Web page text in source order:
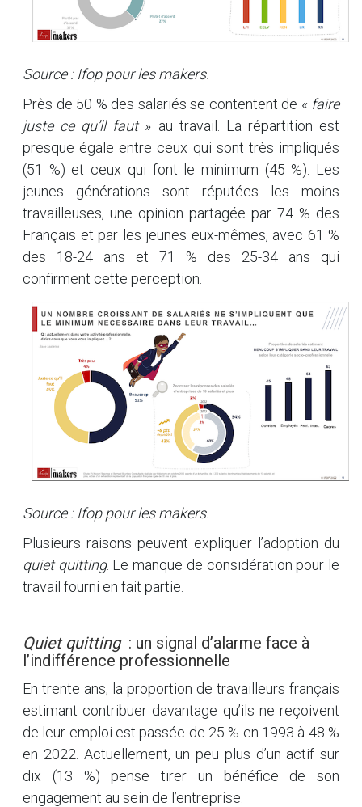
Source : Ifop pour lesmakers.
Près de 50 % des salariés se contentent de « faire
juste ce qu’il faut» au travail. La répartition est
presque égale entre ceux qui sont très impliqués
(51 %) et ceux qui font le minimum (45 %). Les
jeunes générations sont réputées les moins
travailleuses, une opinion partagée par 74 % des
Français et par les jeunes eux-mêmes, avec 61 %
des 18-24 ans et 71 % des 25-34 ans qui
confirment cette perception.
Source : Ifop pour lesmakers.
Plusieurs raisons peuvent expliquer l’adoption du
quiet quitting. Le manque de considération pour le
travail fourni en fait partie.
Quiet quitting : un signal d’alarme face à
l’indifférence professionnelle
En trente ans, la proportion de travailleurs français
estimant contribuer davantage qu’ils ne reçoivent
de leur emploi est passée de 25 % en 1993 à 48 %
en 2022. Actuellement, un peu plus d’un actif sur
dix (13 %) pense tirer un bénéfice de son
engagement au sein de l’entreprise.